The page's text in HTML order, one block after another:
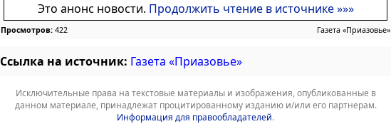
Это анонс новости. Продолжить чтение в источнике »»»
Просмотров: 422 Газета «Приазовье»
Ссылка на источник: Газета «Приазовье»
Исключительные права на текстовые материалы и изображения, опубликованные в
данном материале, принадлежат процитированному изданию и/или его партнерам.
Информация для правообладателей.